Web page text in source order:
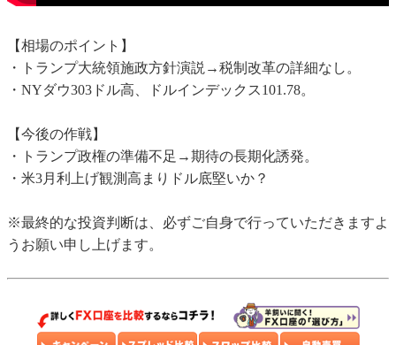
【相場のポイント】
・トランプ大統領施政方針演説→税制改革の詳細なし。
・NYダウ303ドル高、ドルインデックス101.78。
【今後の作戦】
・トランプ政権の準備不足→期待の長期化誘発。
・米3月利上げ観測高まりドル底堅いか？
※最終的な投資判断は、必ずご自身で行っていただきますよ
うお願い申し上げます。